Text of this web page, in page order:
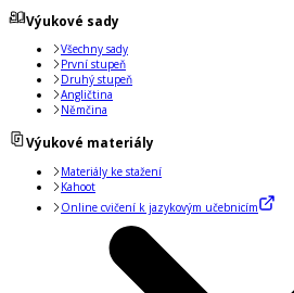
Výukové sady
Všechny sady
První stupeň
Druhý stupeň
Angličtina
Němčina
Výukové materiály
Materiály ke stažení
Kahoot
Online cvičení k jazykovým učebnicím